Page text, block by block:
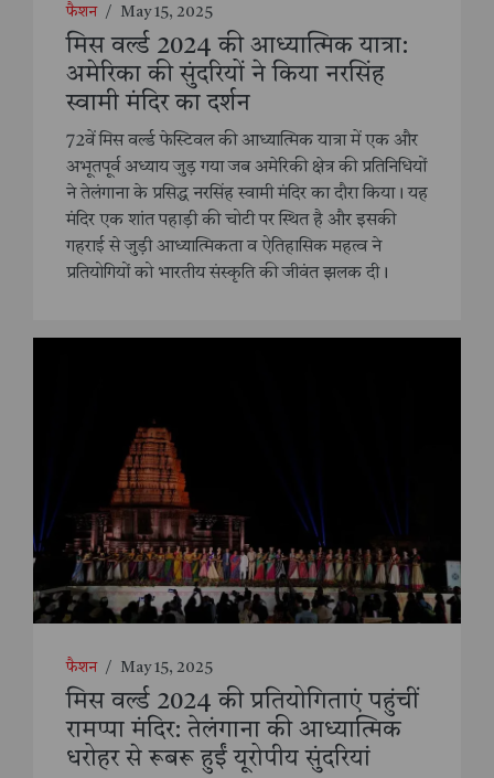
फैशन / May 15, 2025
मिस वर्ल्ड 2024 की आध्यात्मिक यात्रा:
अमेरिका की सुंदरियों ने किया नरसिंह
स्वामी मंदिर का दर्शन
72वें मिस वर्ल्ड फेस्टिवल की आध्यात्मिक यात्रा में एक और
अभूतपूर्व अध्याय जुड़ गया जब अमेरिकी क्षेत्र की प्रतिनिधियों
ने तेलंगाना के प्रसिद्ध नरसिंह स्वामी मंदिर का दौरा किया। यह
मंदिर एक शांत पहाड़ी की चोटी पर स्थित है और इसकी
गहराई से जुड़ी आध्यात्मिकता व ऐतिहासिक महत्व ने
प्रतियोगियों को भारतीय संस्कृति की जीवंत झलक दी।
फैशन / May 15, 2025
मिस वर्ल्ड 2024 की प्रतियोगिताएं पहुंचीं
रामप्पा मंदिर: तेलंगाना की आध्यात्मिक
धरोहर से रूबरू हुईं यूरोपीय सुंदरियां